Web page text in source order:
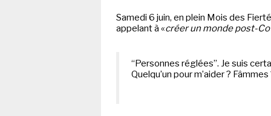
LIVRE
SÉRIE TV
Samedi 6 juin, en plein Mois des
appelant à «créer un monde post-
“Personnes réglées”. Je suis
Quelqu’un pour m’aider ?